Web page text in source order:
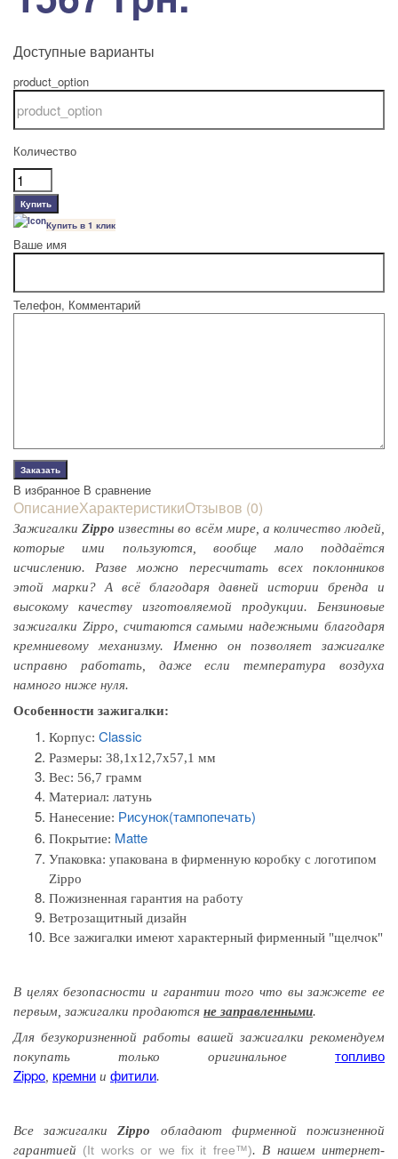
Доступные варианты
product_option
Количество
Купить в 1 клик
Ваше имя
Телефон, Комментарий
В избранное В сравнение
ОписаниеХарактеристикиОтзывов (0)
ЗажигалкиZippo известны во всём мире, а количество людей,
которые ими пользуются, вообще мало поддаётся
исчислению. Разве можно пересчитать всех поклонников
этой марки? А всё благодаря давней истории бренда и
высокому качеству изготовляемой продукции. Бензиновые
зажигалки Zippo, считаются самыми надежными благодаря
кремниевому механизму. Именно он позволяет зажигалке
исправно работать, даже если температура воздуха
намного ниже нуля.
Особенности зажигалки:
Корпус: Classic
Размеры: 38,1x12,7x57,1 мм
Вес: 56,7 грамм
Материал: латунь
Нанесение: Рисунок(тампопечать)
Покрытие: Matte
Упаковка: упакована в фирменную коробку с логотипом
Zippo
Пожизненная гарантия на работу
Ветрозащитный дизайн
Все зажигалки имеют характерный фирменный "щелчок"
В целях безопасности и гарантии того что вызажжете ее
первым , зажигалки продаются не заправленными.
Для безукоризненной работы вашей зажигалки рекомендуем
покупать только оригинальное топливо
Zippo кремни и фитили.
Все зажигалкиZippo обладают фирменнойпожизненной
гарантией (It works or we fix it free™). В нашем интернет-